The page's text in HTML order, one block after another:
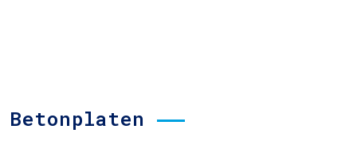
Betonplaten